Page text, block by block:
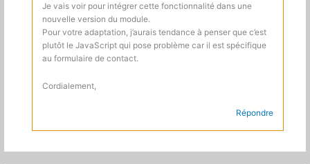
Je vais voir pour intégrer cette fonctionnalité dans une
nouvelle version du module.
Pour votre adaptation, j’aurais tendance à penser que c’est
plutôt le JavaScript qui pose problème car il est spécifique
au formulaire de contact.
Cordialement,
Répondre